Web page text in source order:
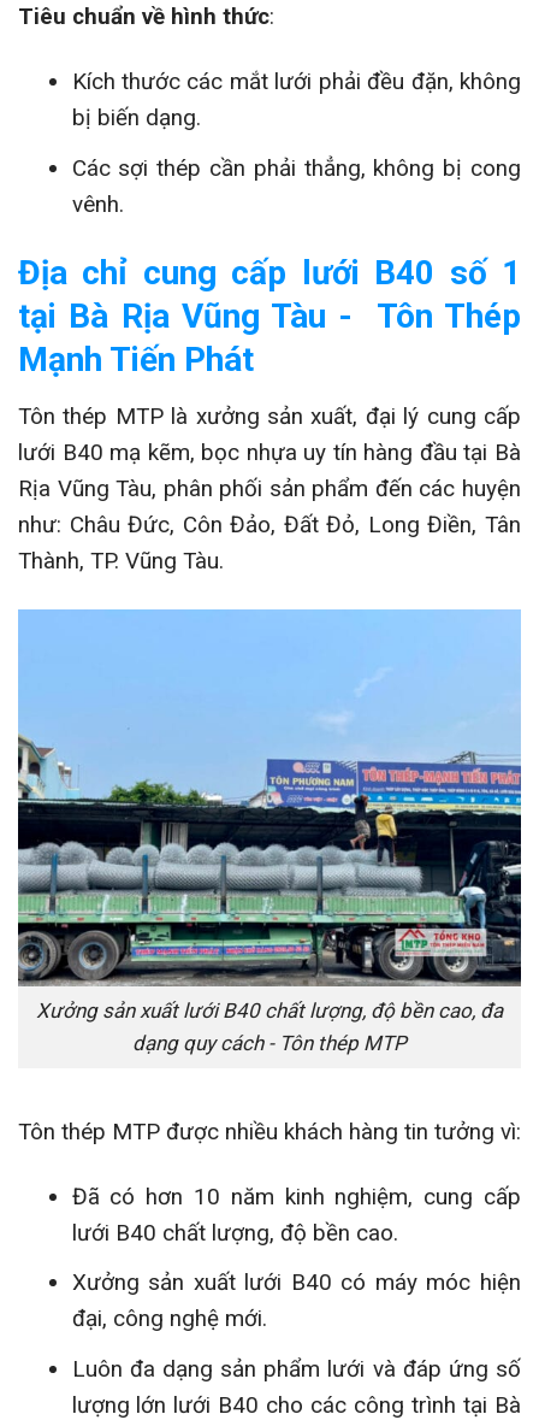
Tiêu chuẩn về hình thức:
Kích thước các mắt lưới phải đều đặn, không
bị biến dạng.
Các sợi thép cần phải thẳng, không bị cong
vênh.
Địa chỉ cung cấp lưới B40 số 1
tại Bà Rịa Vũng Tàu - Tôn Thép
Mạnh Tiến Phát
Tôn thép MTP là xưởng sản xuất, đại lý cung cấp
lưới B40 mạ kẽm, bọc nhựa uy tín hàng đầu tại Bà
Rịa Vũng Tàu, phân phối sản phẩm đến các huyện
như: Châu Đức, Côn Đảo, Đất Đỏ, Long Điền, Tân
Thành, TP. Vũng Tàu.
Xưởng sản xuất lưới B40 chất lượng, độ bền cao, đa
dạng quy cách - Tôn thép MTP
Tôn thép MTP được nhiều khách hàng tin tưởng vì:
Đã có hơn 10 năm kinh nghiệm, cung cấp
lưới B40 chất lượng, độ bền cao.
Xưởng sản xuất lưới B40 có máy móc hiện
đại, công nghệ mới.
Luôn đa dạng sản phẩm lưới và đáp ứng số
lượng lớn lưới B40 cho các công trình tại Bà